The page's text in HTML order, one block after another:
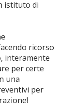
istituto di
ricorso
interamente
per certe
una
per